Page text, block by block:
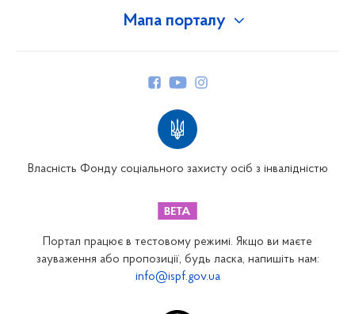
Мапа порталу
Закарпатське відділення
Запорізьке відділення
Власність Фонду соціального захисту осіб з інвалідністю
Портал працює в тестовому режимі. Якщо ви маєте
зауваження або пропозиції, будь ласка, напишіть нам:
info@ispf.gov.ua